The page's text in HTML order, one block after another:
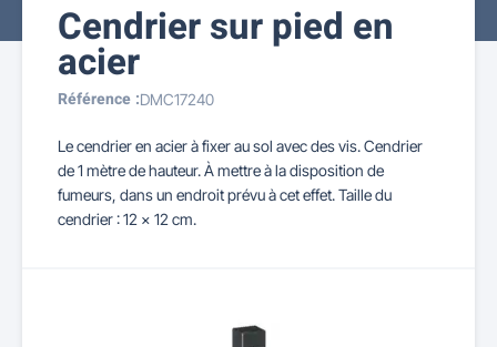
Cendrier sur pied en
acier
Référence :DMC17240
Le cendrier en acier à fixer au sol avec des vis. Cendrier
de 1 mètre de hauteur. À mettre à la disposition de
fumeurs, dans un endroit prévu à cet effet. Taille du
cendrier : 12 x 12 cm.